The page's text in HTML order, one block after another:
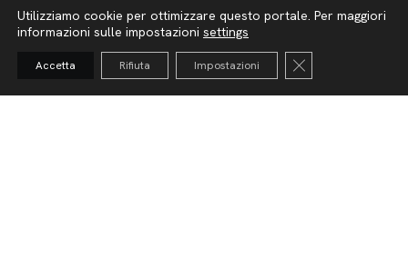
Utilizziamo cookie per ottimizzare questo portale. Per maggiori
informazioni sulle impostazioni settings
Accetta Rifiuta Impostazioni Close GDPR